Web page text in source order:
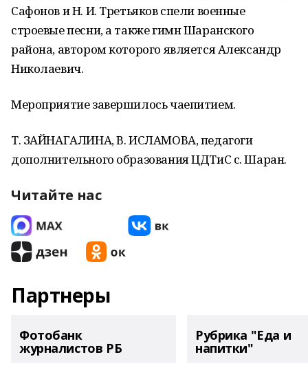
Сафонов и Н. И. Третьяков спели военные
строевые песни, а также гимн Шаранского
района, автором которого является Александр
Николаевич.
Мероприятие завершилось чаепитием.
Т. ЗАЙНАГАЛИНА, В. ИСЛАМОВА, педагоги
дополнительного образования ЦДТиС с. Шаран.
Читайте нас
Партнеры
Фотобанк
журналистов РБ
Рубрика "Еда и
напитки"